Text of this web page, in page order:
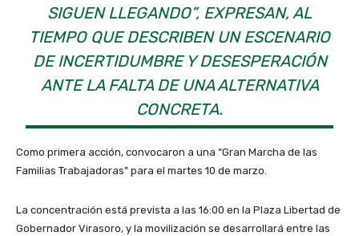
SIGUEN LLEGANDO”, EXPRESAN, AL
TIEMPO QUE DESCRIBEN UN ESCENARIO
DE INCERTIDUMBRE Y DESESPERACIÓN
ANTE LA FALTA DE UNA ALTERNATIVA
CONCRETA.
Como primera acción, convocaron a una “Gran Marcha de las
Familias Trabajadoras” para el martes 10 de marzo.
La concentración está prevista a las 16:00 en la Plaza Libertad de
Gobernador Virasoro, y la movilización se desarrollará entre las